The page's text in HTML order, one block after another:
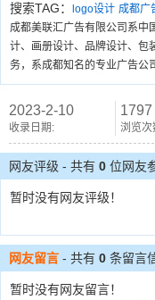
搜索TAG： logo设计 成都广
成都美联汇广告有限公司系中
计、画册设计、品牌设计、包
务，系成都知名的专业广告公
2023-2-10
收录日期:
1797
浏览次
网友评级 - 共有 0 位网友
暂时没有网友评级！
网友留言 - 共有 0 条留言
暂时没有网友留言！